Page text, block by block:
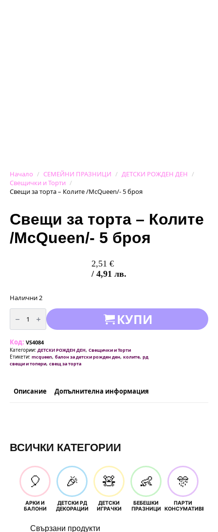
Начало СЕМЕЙНИ ПРАЗНИЦИ
ДЕТСКИ РОЖДЕН ДЕН
Свещички и Торти
Свещи за торта – Колите /McQueen/- 5 броя
Свещи за торта – Колите
/McQueen/- 5 броя
2,51 €
/ 4,91 лв.
Налични 2
количество
за
Свещи
за
-
Колите
/McQueen/-
5
броя
КУПИ
Код: VS4084
Категории: ДЕТСКИ РОЖДЕН ДЕН, Свещички и Торти
Етикети: mcqueen, балон за детски рожден ден, колите, рд
свещи и топери, свещ за торта
Описание Допълнителна информация
ВСИЧКИ КАТЕГОРИИ
🎈
АРКИ И
БАЛОНИ
🎉
ДЕТСКИ РД
ДЕКОРАЦИИ
🧸
ДЕТСКИ
ИГРАЧКИ
👶
БЕБЕШКИ
ПРАЗНИЦИ
🎊
ПАРТИ
КОНСУМАТИВИ
Свързани продукти